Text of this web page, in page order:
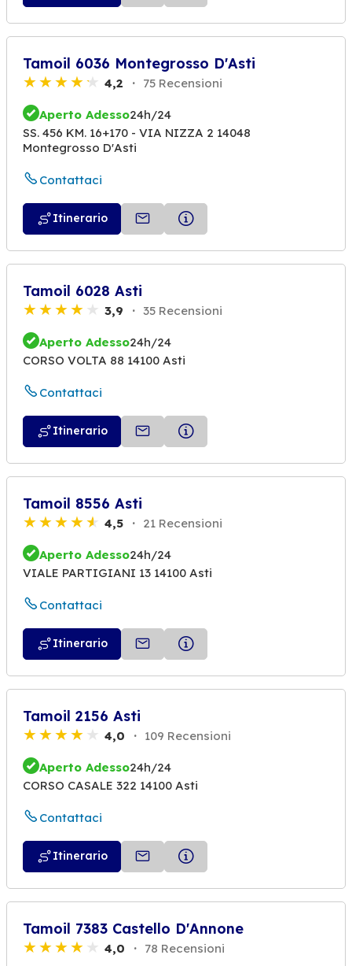
Tamoil 6036 Montegrosso D'Asti
4,2 75 Recensioni
Aperto Adesso24h/24
SS. 456 KM. 16+170 - VIA NIZZA 2 14048
Montegrosso D'Asti
Contattaci
Itinerario
Tamoil 6028 Asti
3,9 35 Recensioni
Aperto Adesso24h/24
CORSO VOLTA 88 14100 Asti
Contattaci
Itinerario
Tamoil 8556 Asti
4,5 21 Recensioni
Aperto Adesso24h/24
VIALE PARTIGIANI 13 14100 Asti
Contattaci
Itinerario
Tamoil 2156 Asti
4,0 109 Recensioni
Aperto Adesso24h/24
CORSO CASALE 322 14100 Asti
Contattaci
Itinerario
Tamoil 7383 Castello D'Annone
4,0 78 Recensioni